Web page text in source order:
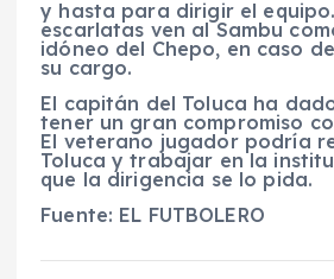
y hasta para dirigir el
escarlatas ven al Sambu
idóneo del Chepo, en caso
su cargo.
El capitán del Toluca ha
tener un gran compromiso
El veterano jugador podría
Toluca y trabajar en la
que la dirigencia se lo pida.
Fuente: EL FUTBOLERO